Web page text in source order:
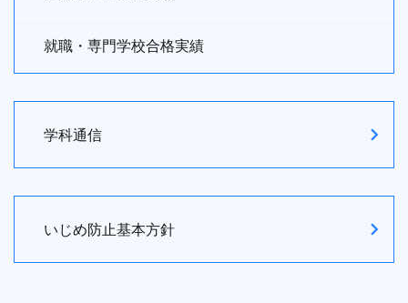
就職・専門学校合格実績
学科通信
いじめ防止基本方針